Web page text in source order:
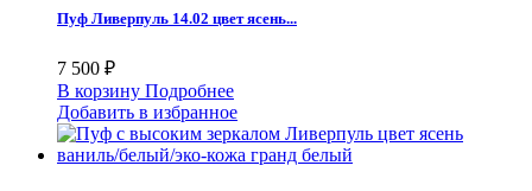
Пуф Ливерпуль 14.02 цвет ясень...
7 500 ₽
В корзину Подробнее
Добавить в избранное